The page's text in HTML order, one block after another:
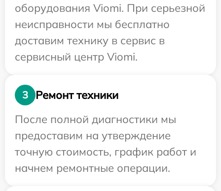
оборудования Viomi. При серьезной
неисправности мы бесплатно
доставим технику в сервис в
сервисный центр Viomi.
3
Ремонт техники
После полной диагностики мы
предоставим на утверждение
точную стоимость, график работ и
начнем ремонтные операции.